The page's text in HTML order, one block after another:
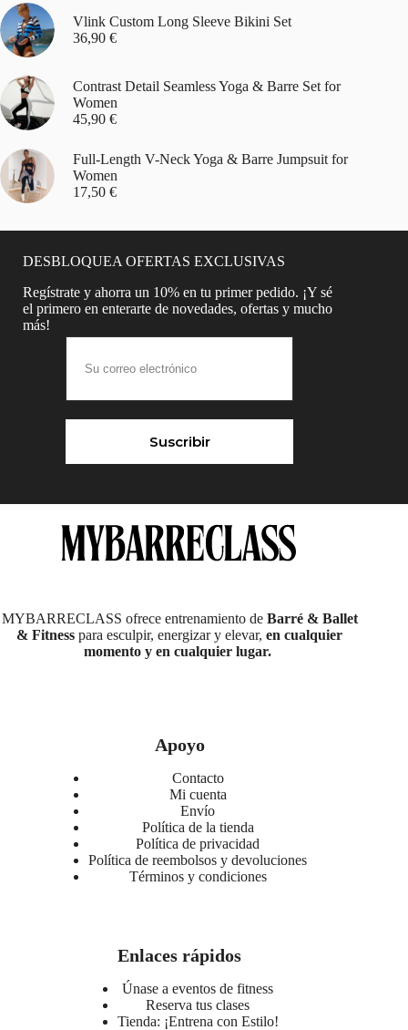
Vlink Custom Long Sleeve Bikini Set
36,90 €
Contrast Detail Seamless Yoga & Barre Set for
Women
45,90 €
Full-Length V-Neck Yoga & Barre Jumpsuit for
Women
17,50 €
DESBLOQUEA OFERTAS EXCLUSIVAS
Regístrate y ahorra un 10% en tu primer pedido. ¡Y sé
el primero en enterarte de novedades, ofertas y mucho
más!
Suscribir
MYBARRECLASS ofrece entrenamiento deBarré & Ballet
& Fitness para esculpir, energizar y elevar,en cualquier
momento y en cualquier lugar.
Apoyo
Contacto
Mi cuenta
Envío
Política de la tienda
Política de privacidad
Política de reembolsos y devoluciones
Términos y condiciones
Enlaces rápidos
Únase a eventos de fitness
Reserva tus clases
Tienda: ¡Entrena con Estilo!